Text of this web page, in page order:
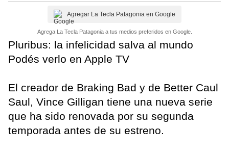
Agregar La Tecla Patagonia en Google
Agrega La Tecla Patagonia a tus medios preferidos en Google.
Pluribus: la infelicidad salva al mundo
Podés verlo en Apple TV
El creador de Braking Bad y de Better Caul
Saul, Vince Gilligan tiene una nueva serie
que ha sido renovada por su segunda
temporada antes de su estreno.